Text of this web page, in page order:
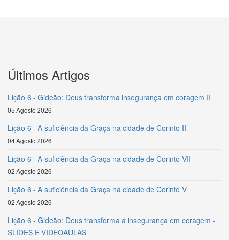
Últimos Artigos
Lição 6 - Gideão: Deus transforma insegurança em coragem II
05 Agosto 2026
Lição 6 - A suficiência da Graça na cidade de Corinto II
04 Agosto 2026
Lição 6 - A suficiência da Graça na cidade de Corinto VII
02 Agosto 2026
Lição 6 - A suficiência da Graça na cidade de Corinto V
02 Agosto 2026
Lição 6 - Gideão: Deus transforma a insegurança em coragem -
SLIDES E VIDEOAULAS